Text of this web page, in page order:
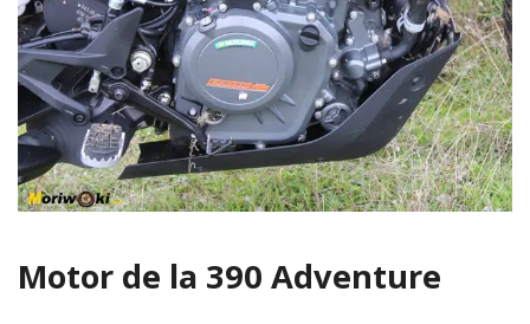
Motor de la 390 Adventure